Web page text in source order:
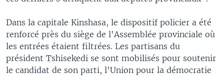
Dans la capitale Kinshasa, le dispositif policier a été
renforcé près du siège de l'Assemblée provinciale où
les entrées étaient filtrées. Les partisans du
président Tshisekedi se sont mobilisés pour soutenir
le candidat de son parti, l'Union pour la démocratie